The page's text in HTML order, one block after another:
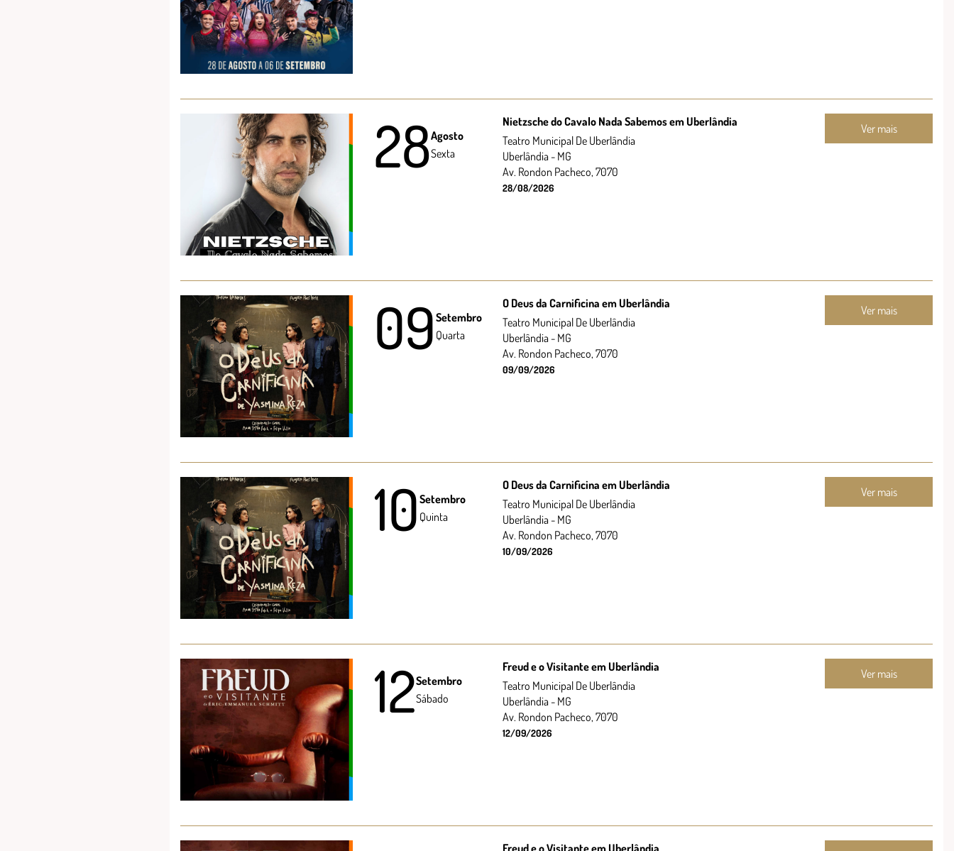
28Agosto
Sexta
Nietzsche do Cavalo Nada Sabemos em Uberlândia
Teatro Municipal De Uberlândia
Uberlândia - MG
Av. Rondon Pacheco, 7070
28/08/2026
Ver mais
09 Setembro
Quarta
O Deus da Carnificina em Uberlândia
Teatro Municipal De Uberlândia
Uberlândia - MG
Av. Rondon Pacheco, 7070
09/09/2026
Ver mais
10 Setembro
Quinta
O Deus da Carnificina em Uberlândia
Teatro Municipal De Uberlândia
Uberlândia - MG
Av. Rondon Pacheco, 7070
10/09/2026
Ver mais
12Setembro
Sábado
Freud e o Visitante em Uberlândia
Teatro Municipal De Uberlândia
Uberlândia - MG
Av. Rondon Pacheco, 7070
12/09/2026
Ver mais
Freud e o Visitante em Uberlândia